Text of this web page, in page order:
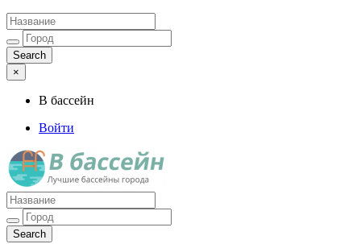
×
В бассейн
Войти
Лучшие бассейны города